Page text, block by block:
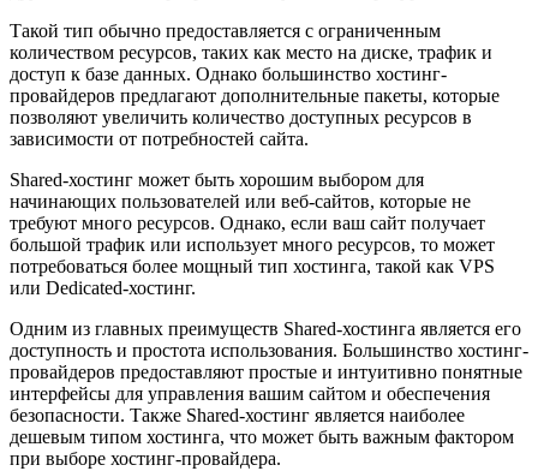
Такой тип обычно предоставляется с ограниченным
количеством ресурсов, таких как место на диске, трафик и
доступ к базе данных. Однако большинство хостинг-
провайдеров предлагают дополнительные пакеты, которые
позволяют увеличить количество доступных ресурсов в
зависимости от потребностей сайта.
Shared-хостинг может быть хорошим выбором для
начинающих пользователей или веб-сайтов, которые не
требуют много ресурсов. Однако, если ваш сайт получает
большой трафик или использует много ресурсов, то может
потребоваться более мощный тип хостинга, такой как VPS
или Dedicated-хостинг.
Одним из главных преимуществ Shared-хостинга является его
доступность и простота использования. Большинство хостинг-
провайдеров предоставляют простые и интуитивно понятные
интерфейсы для управления вашим сайтом и обеспечения
безопасности. Также Shared-хостинг является наиболее
дешевым типом хостинга, что может быть важным фактором
при выборе хостинг-провайдера.